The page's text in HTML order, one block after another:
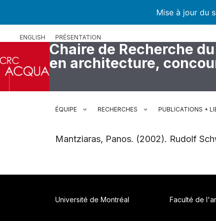
Mise à jour du
ENGLISH PRÉSENTATION
Chaire de Recherche
en architecture,
ÉQUIPE RECHERCHES PUBLICATIONS +
Mantziaras, Panos. (2002). Rudolf
Université de Montréal Faculté de